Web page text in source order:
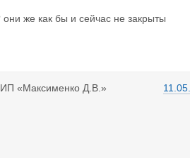
они же как бы и сейчас не закрыты
ИП «Максименко Д.В.»